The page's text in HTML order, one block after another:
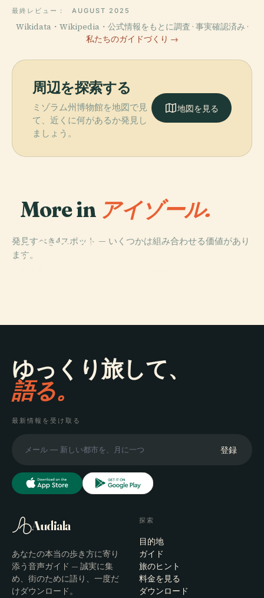
最終レビュー： AUGUST 2025
Wikidata・Wikipedia・公式情報をもとに調査 · 事実確認済み ·
私たちのガイドづくり →
周辺を探索する
ミゾラム州博物館を地図で見
て、近くに何があるか発見し
ましょう。
地図を見る
More in アイゾール.
発見すべき4スポット — いくつかは組み合わせる価値があり
ます。
ラジーヴ・ガン
ディー・スタジ
PLACE
ゆっくり旅して、
語る。
最新情報を受け取る
登録
Audiala
あなたの本当の歩き方に寄り
添う音声ガイド — 誠実に集
め、街のために語り、一度だ
けダウンロード。
探索
目的地
ガイド
旅のヒント
料金を見る
ダウンロード